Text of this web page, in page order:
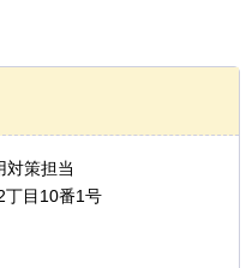
対策担当
目10番1号